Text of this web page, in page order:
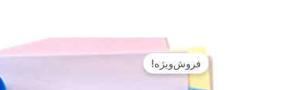
فروش‌ویژه!